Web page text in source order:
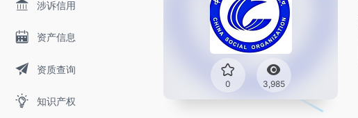
涉诉信用
资产信息
资质查询
知识产权
0 3,985